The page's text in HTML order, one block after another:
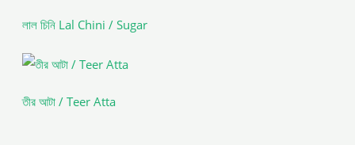
লাল চিনি Lal Chini / Sugar
তীর আটা / Teer Atta